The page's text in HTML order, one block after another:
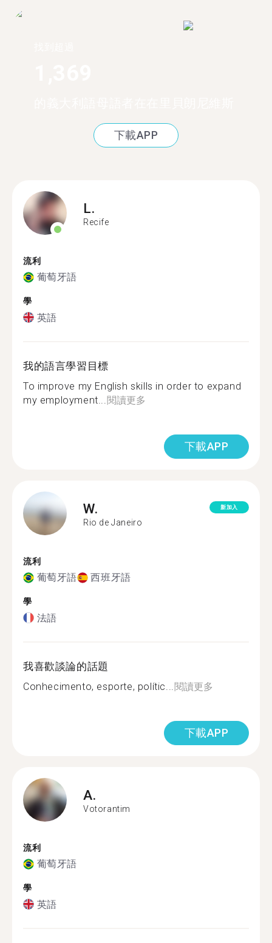
下載APP
L.
Recife
流利
葡萄牙語
學
英語
我的語言學習目標
To improve my English skills in order to expand
my employment... 閱讀更多
下載APP
W.
Rio de Janeiro
新加入
流利
葡萄牙語 西班牙語
學
法語
我喜歡談論的話題
Conhecimento, esporte, polític... 閱讀更多
下載APP
A.
Votorantim
流利
葡萄牙語
學
英語